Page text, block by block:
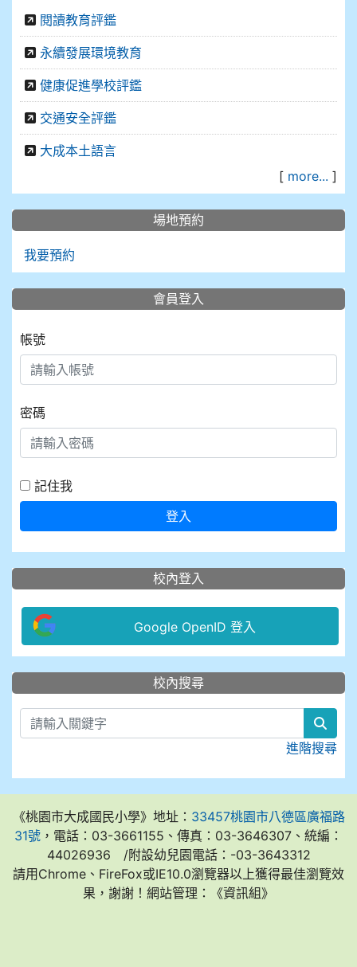
閱讀教育評鑑
永續發展環境教育
健康促進學校評鑑
交通安全評鑑
大成本土語言
[ more... ]
場地預約
我要預約
會員登入
帳號
密碼
記住我
登入
校內登入
Google OpenID 登入
::: 校內搜尋
進階搜尋
《桃園市大成國民小學》地址： 33457桃園市八德區廣福路
31號 ，電話：03-3661155、傳真：03-3646307、統編：
44026936 /附設幼兒園電話：-03-3643312
請用Chrome、FireFox或IE10.0瀏覽器以上獲得最佳瀏覽效
果，謝謝！網站管理：《資訊組》